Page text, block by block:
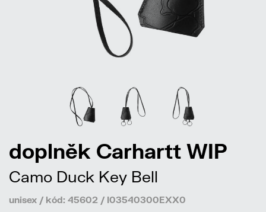
doplněk Carhartt WIP
Camo Duck Key Bell
unisex / kód: 45602 / I03540300EXX0